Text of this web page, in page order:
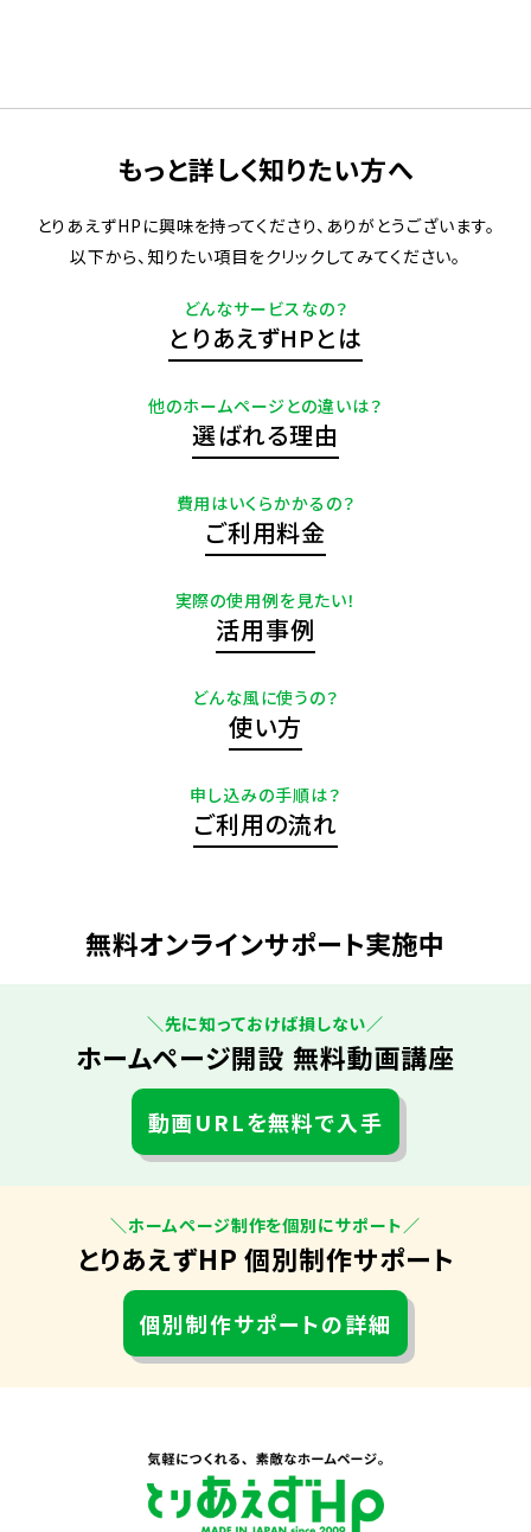
もっと詳しく知りたい方へ
とりあえずHPに興味を持ってくださり、ありがとうございます。
以下から、知りたい項目をクリックしてみてください。
どんなサービスなの？
とりあえずHPとは
他のホームページとの違いは？
選ばれる理由
費用はいくらかかるの？
ご利用料金
実際の使用例を見たい！
活用事例
どんな風に使うの？
使い方
申し込みの手順は？
ご利用の流れ
無料オンラインサポート実施中
＼先に知っておけば損しない／
ホームページ開設 無料動画講座
動画URLを無料で入手
＼ホームページ制作を個別にサポート／
とりあえずHP 個別制作サポート
個別制作サポートの詳細